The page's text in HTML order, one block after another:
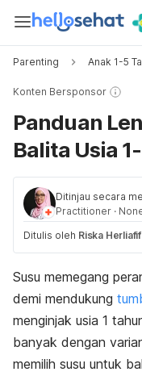
Parenting Anak 1-5
Konten Bersponsor
Panduan
Balita Usia
Ditinjau secara
Practitioner ·
Ditulis oleh Riska
Susu memegang
demi mendukung
menginjak usia 1
banyak dengan
memilih susu untuk